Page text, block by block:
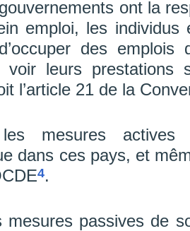
ont la
emploi, les
des emplois
leurs prestations
l’article 21 de la
mesures actives
dans ces pays, et
4.
mesures passives de